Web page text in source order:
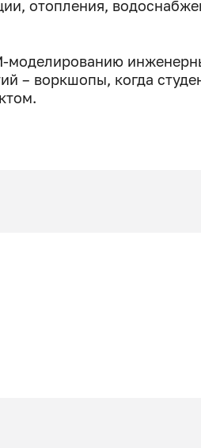
отопления,
моделированию
– воркшопы, когда